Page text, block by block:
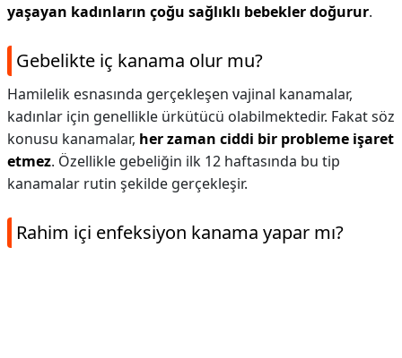
yaşayan kadınların çoğu sağlıklı bebekler doğurur.
Gebelikte iç kanama olur mu?
Hamilelik esnasında gerçekleşen vajinal kanamalar,
kadınlar için genellikle ürkütücü olabilmektedir. Fakat söz
konusu kanamalar, her zaman ciddi bir probleme işaret
etmez. Özellikle gebeliğin ilk 12 haftasında bu tip
kanamalar rutin şekilde gerçekleşir.
Rahim içi enfeksiyon kanama yapar mı?